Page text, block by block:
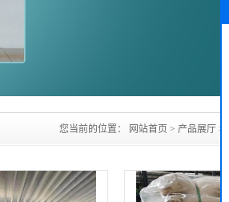
您当前的位置： 网站首页 > 产品展厅 >